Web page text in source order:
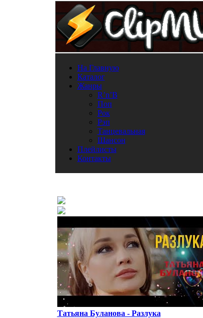
На Главную
Каталог
Жанры
R’n’B
Поп
Рок
Рэп
Танцевальная
Шансон
Плейлисты
Контакты
Татьяна Буланова - Разлука